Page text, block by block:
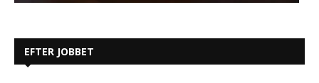
EFTER JOBBET